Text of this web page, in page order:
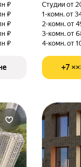
₽
₽
₽
₽
₽
Студии от
1-комн. от
2-комн. от
3-комн. от
4-комн. от
+7